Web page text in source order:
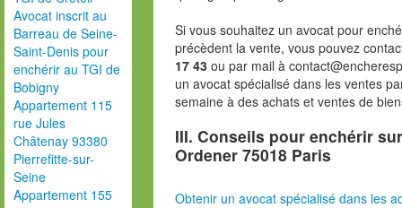
Avocat inscrit au
Barreau de Seine-
Saint-Denis pour
enchérir au TGI de
Bobigny
Appartement 115
rue Jules
Châtenay 93380
Pierrefitte-sur-
Seine
Appartement 155
Si vous souhaitez un avocat pour
précèdent la vente, vous pouvez
17 43 ou par mail à
un avocat spécialisé dans les ventes
semaine à des achats et ventes de
III. Conseils pour enchérir
Ordener 75018 Paris
Obtenir un avocat spécialisé dans les